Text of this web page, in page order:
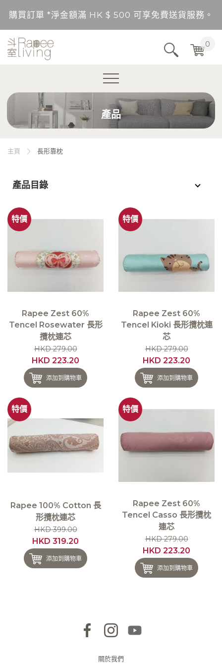
購買訂單 *淨金額滿 HK $ 500 可享免費送貨服務。
送貨範圍：香港，九龍，新界（東涌，愉景灣，離島
購買訂單 *淨金額滿 HK $ 500 可享免費送貨服務。
購買訂單 *淨金額未滿 HK $ 500，需另加 HK$ 50
0
產品
主頁 長形靠枕
產品目錄
特價
Rapee Zest 60%
Tencel Rosewater 長形
攬枕連芯
HKD 279.00
HKD 223.20
添加到購物車
特價
Rapee Zest 60%
Tencel Kioki 長形攬枕連
芯
HKD 279.00
HKD 223.20
添加到購物車
特價
Rapee 100% Cotton 長
形攬枕連芯
HKD 399.00
HKD 319.20
添加到購物車
特價
Rapee Zest 60%
Tencel Casso 長形攬枕
連芯
HKD 279.00
HKD 223.20
添加到購物車
關於我們